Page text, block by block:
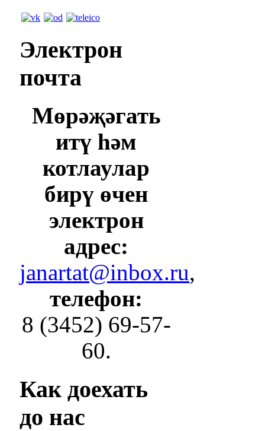
Электрон
почта
Мөрәҗәгать
итү һәм
котлаулар
бирү өчен
электрон
адрес:
janartat@inbox.ru,
телефон:
8 (3452) 69-57-
60.
Как доехать
до нас